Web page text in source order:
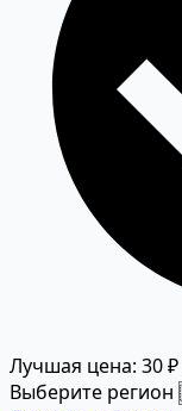
Лучшая цена: 30 ₽
Выберите регион